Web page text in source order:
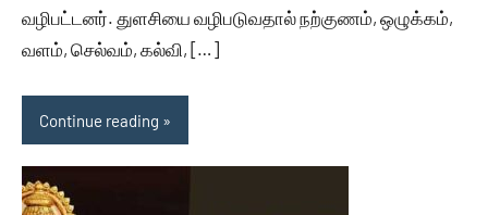
வழிபட்டனர். துளசியை வழிபடுவதால் நற்குணம், ஒழுக்கம்,
வளம், செல்வம், கல்வி, […]
Continue reading